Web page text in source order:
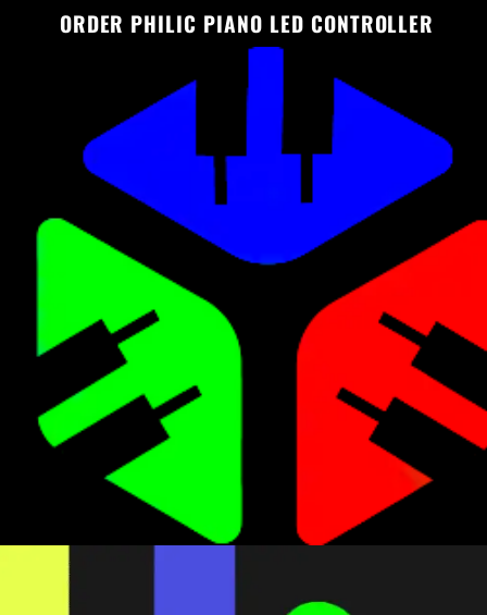
ORDER PHILIC PIANO LED CONTROLLER